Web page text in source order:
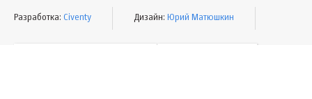
Разработка: Civenty Дизайн: Юрий Матюшкин